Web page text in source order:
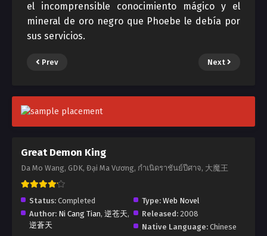
el incomprensible conocimiento mágico y el
mineral de oro negro que Phoebe le debía por
sus servicios.
Prev Next
Great Demon King
Da Mo Wang, GDK, Đại Ma Vương, กำเนิดราชันย์ปีศาจ, 大魔王
Status: Completed Type: Web Novel
Author: Ni Cang Tian, 逆苍天,
逆蒼天
Released: 2008
Native Language: Chinese